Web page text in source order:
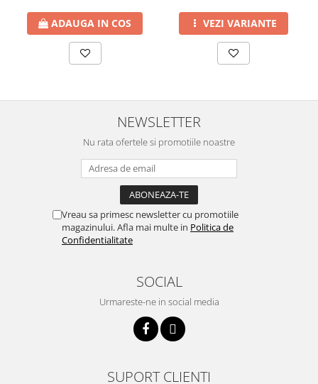
Crom
ADAUGA IN COS VEZI VARIANTE
NEWSLETTER
Nu rata ofertele si promotiile noastre
Vreau sa primesc newsletter cu promotiile
magazinului. Afla mai multe in Politica de
Confidentialitate
SOCIAL
Urmareste-ne in social media
SUPORT CLIENTI